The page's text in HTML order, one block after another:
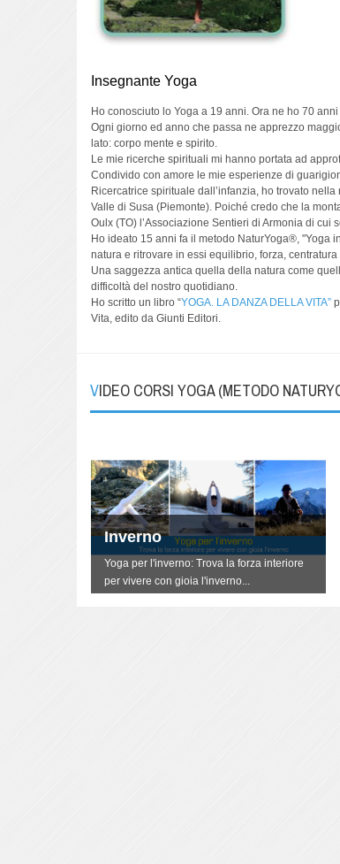
Insegnante Yoga
Ho conosciuto lo Yoga a 19 anni. Ora ne ho 70
Ogni giorno ed anno che passa ne apprezzo
lato: corpo mente e spirito.
Le mie ricerche spirituali mi hanno portata ad
Condivido con amore le mie esperienze di
Ricercatrice spirituale dall’infanzia, ho trovato
Valle di Susa (Piemonte). Poiché credo che la
Oulx (TO) l’Associazione Sentieri di Armonia di
Ho ideato 15 anni fa il metodo NaturYoga®, "Yoga
natura e ritrovare in essi equilibrio, forza,
Una saggezza antica quella della natura come
difficoltà del nostro quotidiano.
Ho scritto un libro “YOGA. LA DANZA DELLA VITA”
Vita, edito da Giunti Editori.
VIDEO CORSI YOGA (METODO
Inverno
Yoga per l'inverno: Trova la forza interiore
per vivere con gioia l'inverno...